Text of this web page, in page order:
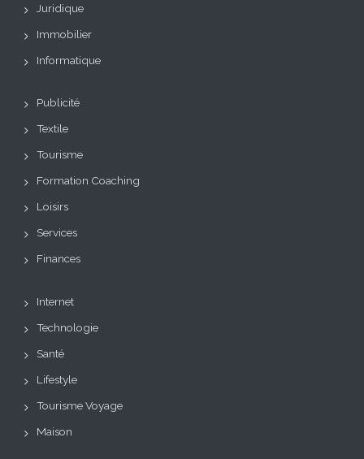
Juridique
Immobilier
Informatique
Publicité
Textile
Tourisme
Formation Coaching
Loisirs
Services
Finances
Internet
Technologie
Santé
Lifestyle
Tourisme Voyage
Maison